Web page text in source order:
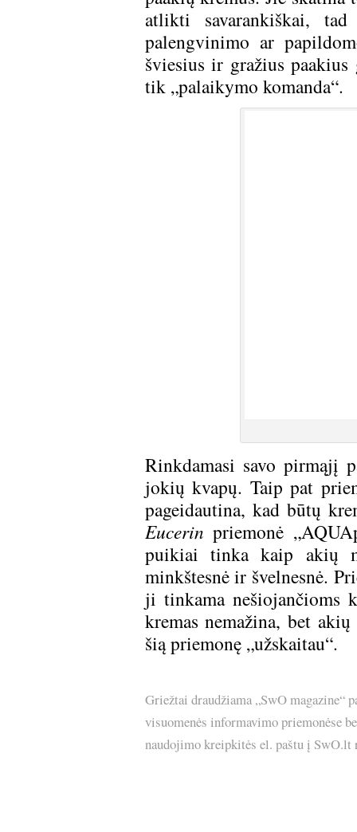
atlikti savarankiškai,
palengvinimo ar
šviesius ir gražius
tik „palaikymo komanda“.
Rinkdamasi savo pirmąjį
jokių kvapų. Taip pat
pageidautina, kad būtų
Eucerin priemonė
puikiai tinka kaip akių
minkštesnė ir švelnesnė.
ji tinkama nešiojančioms
kremas nemažina, bet
šią priemonę „užskaitau“.
Griežtai draudžiama „SwO magazine“
visuomenės informavimo priemonėse
naudojimo kreipkitės el. paštu į